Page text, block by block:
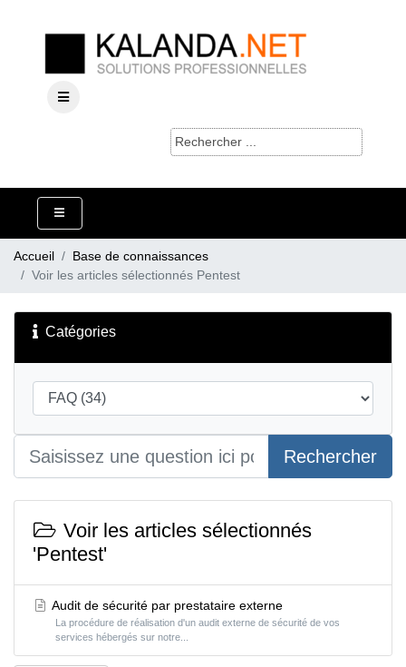
Accueil
Base de connaissances
Voir les articles sélectionnés Pentest
Catégories
Rechercher
Voir les articles sélectionnés
'Pentest'
Audit de sécurité par prestataire externe
La procédure de réalisation d'un audit externe de sécurité de vos
services hébergés sur notre...